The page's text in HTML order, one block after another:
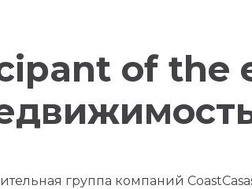
of the
группа компаний